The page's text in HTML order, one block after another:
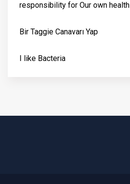
responsibility for Our own health
Bir Taggie Canavarı Yap
I like Bacteria